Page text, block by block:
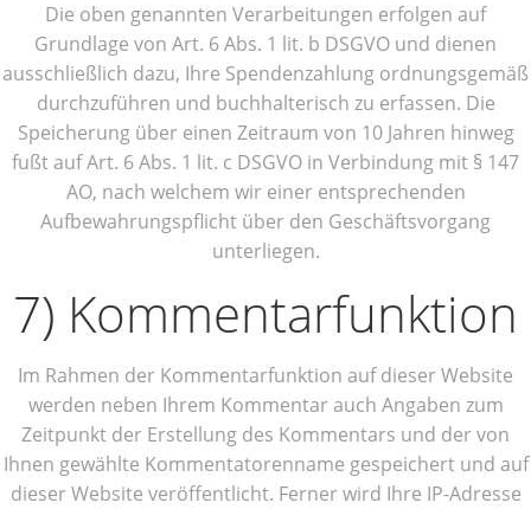
Die oben genannten Verarbeitungen erfolgen auf
Grundlage von Art. 6 Abs. 1 lit. b DSGVO und dienen
ausschließlich dazu, Ihre Spendenzahlung ordnungsgemäß
durchzuführen und buchhalterisch zu erfassen. Die
Speicherung über einen Zeitraum von 10 Jahren hinweg
fußt auf Art. 6 Abs. 1 lit. c DSGVO in Verbindung mit § 147
AO, nach welchem wir einer entsprechenden
Aufbewahrungspflicht über den Geschäftsvorgang
unterliegen.
7) Kommentarfunktion
Im Rahmen der Kommentarfunktion auf dieser Website
werden neben Ihrem Kommentar auch Angaben zum
Zeitpunkt der Erstellung des Kommentars und der von
Ihnen gewählte Kommentatorenname gespeichert und auf
dieser Website veröffentlicht. Ferner wird Ihre IP-Adresse